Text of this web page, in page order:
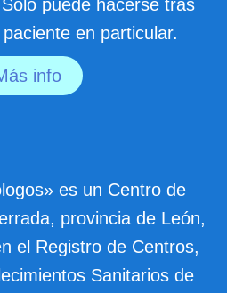
puede hacerse tras
en particular.
info
es un Centro de
provincia de León,
el Registro de Centros,
Sanitarios de